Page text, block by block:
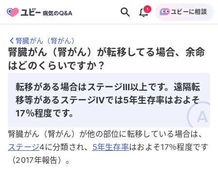
ユビーに相談
腎臓がん（腎がん）
腎臓がん（腎がん）が転移してる場合、余命
はどのくらいですか？
転移がある場合はステージⅢ以上です。遠隔転
移等があるステージⅣでは5年生存率はおよそ
17％程度です。
腎臓がん（腎がん）が他の部位に転移している場合は、
ステージ4に分類され、 5年生存率はおよそ17％程度です
（2017年報告）。